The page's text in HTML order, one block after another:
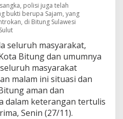
polisi juga telah
bukti berupa Sajam, yang
di Bitung Sulawesi
seluruh masyarakat,
Bitung dan umumnya
masyarakat
malam ini situasi dan
aman dan
dalam keterangan tertulis
Senin (27/11).